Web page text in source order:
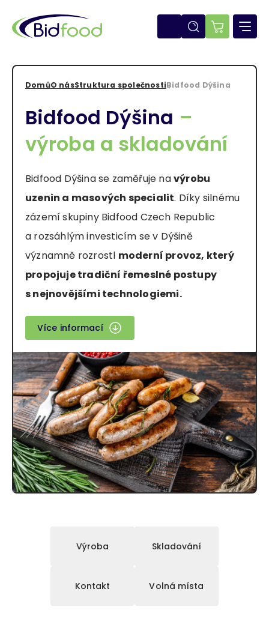
hlavnímu
obsahu
E-
navigace
DomůO násStruktura společnostiBidfood Dýšina
Bidfood Dýšina –
výroba a skladování
Bidfood Dýšina se zaměřuje navýrobu
uzenin a masových specialit. Díky silnému
zázemí skupiny Bidfood Czech Republic
a rozsáhlým investicím se v Dýšině
významně rozrostl moderní provoz, který
propojuje tradiční řemeslné postupy
s nejnovějšími technologiemi.
Více informací
Výroba Skladování
Kontakt Volná místa